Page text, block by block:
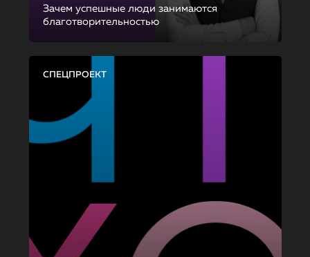
Зачем успешные люди занимаются
благотворительностью
СПЕЦПРОЕКТ